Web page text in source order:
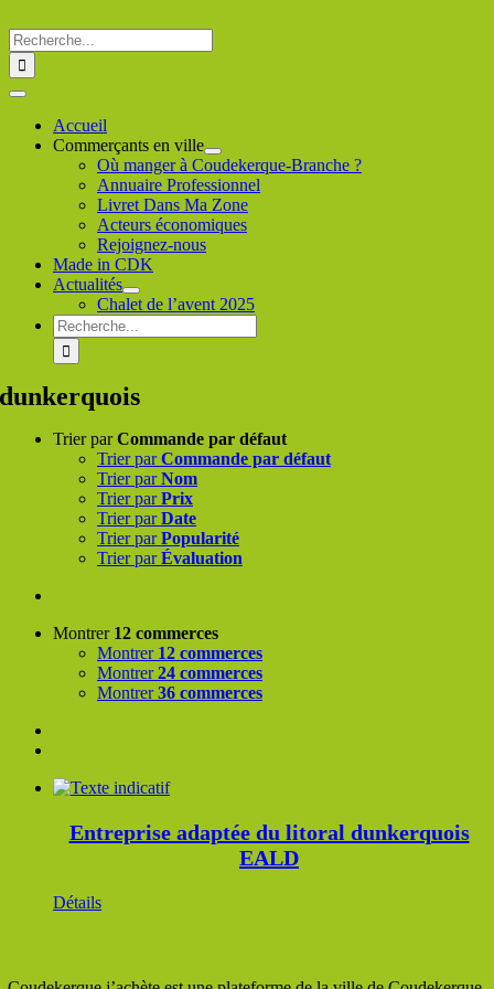
au
contenu
Rechercher
:
Toggle
NavigationAccueil
Commerçants en ville
Où manger à Coudekerque-Branche ?
Annuaire Professionnel
Livret Dans Ma Zone
Acteurs économiques
Rejoignez-nous
Made in CDK
Actualités
Chalet de l’avent 2025
Rechercher
:
dunkerquois
Trier parCommande par défaut
Trier parCommande par défaut
Trier parNom
Trier parPrix
Trier parDate
Trier parPopularité
Trier parÉvaluation
Montrer 12 commerces
Montrer 12 commerces
Montrer24 commerces
Montrer36 commerces
Entreprise adaptée du litoral dunkerquois
EALD
Détails